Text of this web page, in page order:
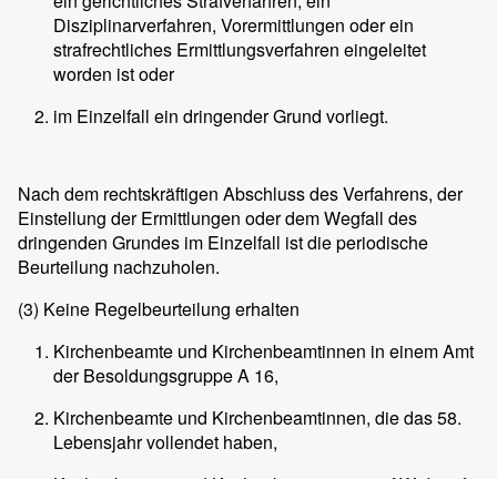
Disziplinarverfahren, Vorermittlungen oder ein
strafrechtliches Ermittlungsverfahren eingeleitet
worden ist oder
im Einzelfall ein dringender Grund vorliegt.
Nach dem rechtskräftigen Abschluss des Verfahrens, der
Einstellung der Ermittlungen oder dem Wegfall des
dringenden Grundes im Einzelfall ist die periodische
Beurteilung nachzuholen.
(3) Keine Regelbeurteilung erhalten
Kirchenbeamte und Kirchenbeamtinnen in einem Amt
der Besoldungsgruppe A 16,
Kirchenbeamte und Kirchenbeamtinnen, die das 58.
Lebensjahr vollendet haben,